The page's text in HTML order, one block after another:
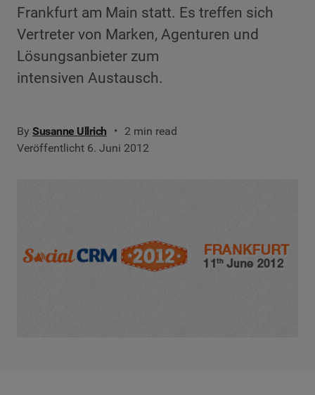
Frankfurt am Main statt. Es treffen sich
Vertreter von Marken, Agenturen und
Lösungsanbieter zum
intensiven Austausch.
By Susanne Ullrich
2 min read
Veröffentlicht 6. Juni 2012